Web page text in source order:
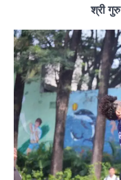
श्री गुरु